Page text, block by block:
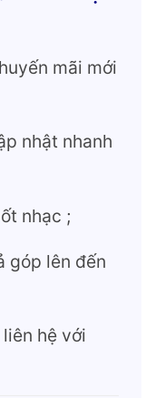
mãi mới
nhật nhanh
nhạc ;
góp lên đến
hệ với